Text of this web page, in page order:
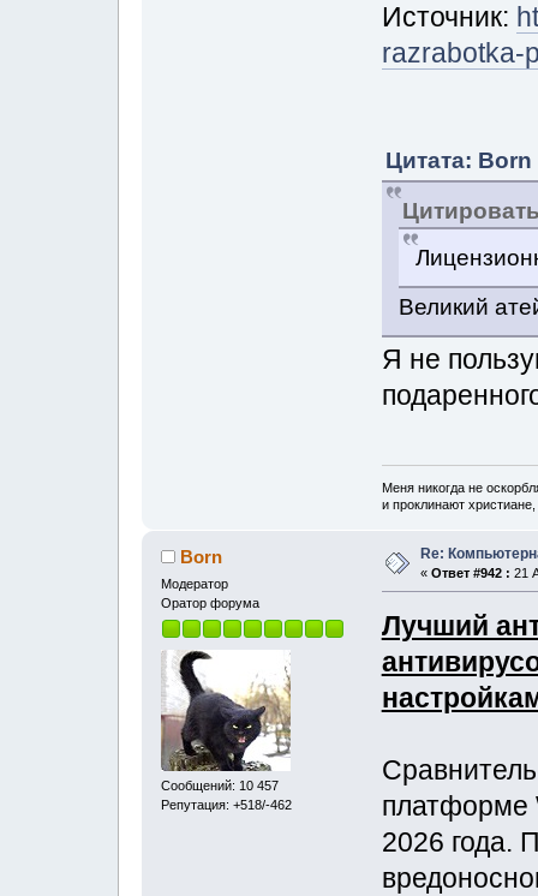
Источник:
razrabotka-
Цитата:
Великий
Я не
Меня никогда не
и проклинают
Born
Модератор
Оратор форума
Сообщений: 10 457
Репутация: +518/-462
Re:
« Ответ #942 : 21
Лучший
платформе
2026 года.